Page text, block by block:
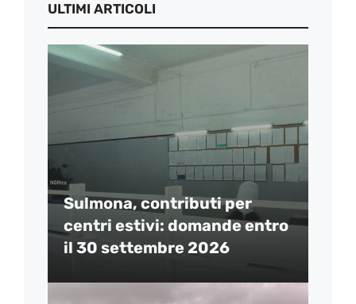
ULTIMI ARTICOLI
Sulmona, contributi per
centri estivi: domande entro
il 30 settembre 2026